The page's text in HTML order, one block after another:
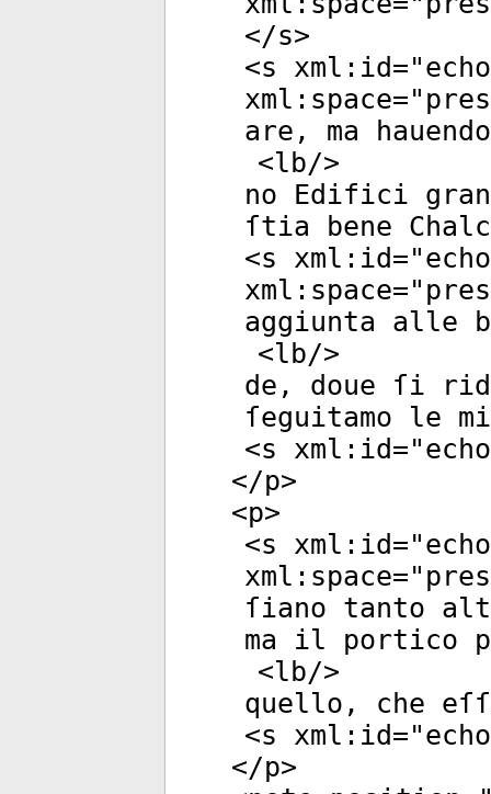
</s>
<s xml:id="
xml:space="
are, ma
<lb/>
no Edifici
ſtia bene
<s xml:id="
xml:space="
aggiunta alle
<lb/>
de, doue ſi
ſeguitamo le
<s xml:id="
</p>
<p>
<s xml:id="
xml:space="
ſiano tanto
ma il portico
<lb/>
quello, che
<s xml:id="
</p>